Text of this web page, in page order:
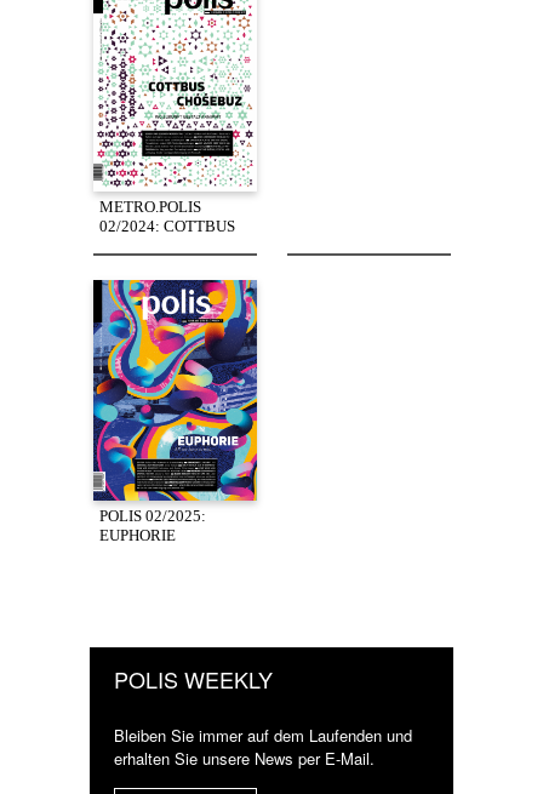
METRO.POLIS
02/2024: COTTBUS
POLIS 02/2025:
EUPHORIE
POLIS WEEKLY
Bleiben Sie immer auf dem Laufenden und
erhalten Sie unsere News per E-Mail.